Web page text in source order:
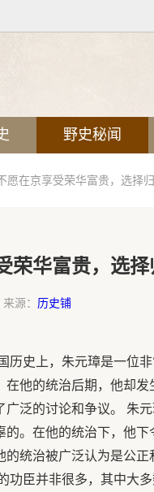
野史秘闻
愿在京享受荣华富贵，选择归
荣华富贵，选择
来源： 历史铺
历史上，朱元璋是一位
他的统治后期，他却
泛的讨论和争议。 朱
。在他的统治下，他
统治被广泛认为是公
功臣并非很多，其中大